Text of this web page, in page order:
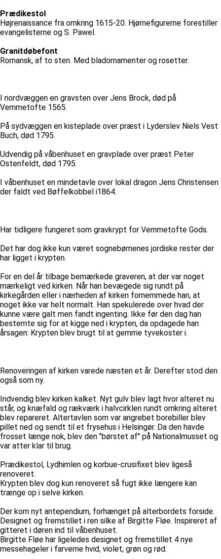
Prædikestol
Højrenaissance fra omkring 1615-20. Hjørnefigurerne forestiller
evangelisterne og S. Pawel.
Granitdøbefont
Romansk, af to sten. Med bladornamenter og rosetter.
I nordvæggen en gravsten over Jens Brock, død på
Vemmetofte 1565.
På sydvæggen en kisteplade over præst i Lyderslev Niels Vest
Buch, død 1795.
Udvendig på våbenhuset en gravplade over præst Peter
Ostenfeldt, død 1795.
I våbenhuset en mindetavle over lokal dragon Jens Christensen
der faldt ved Bøffelkobbel i1864.
Har tidligere fungeret som gravkrypt for Vemmetofte Gods.
Det har dog ikke kun været sognebørnenes jordiske rester der
har ligget i krypten.
For en del år tilbage bemærkede graveren, at der var noget
mærkeligt ved kirken. Når han bevægede sig rundt på
kirkegården eller i nærheden af kirken fornemmede han, at
noget ikke var helt normalt. Han spekulerede over hvad der
kunne være galt men fandt ingenting. Ikke før den dag han
bestemte sig for at kigge ned i krypten, da opdagede han
årsagen: Krypten blev brugt til at gemme tyvekoster i.
Renoveringen af kirken varede næsten et år. Derefter stod den
også som ny.
Indvendig blev kirken kalket. Nyt gulv blev lagt hvor alteret nu
står, og knæfald og rækværk i halvcirklen rundt omkring alteret
blev repareret. Altertavlen som var angrebet borebiller blev
pillet ned og sendt til et frysehus i Helsingør. Da den havde
frosset længe nok, blev den "børstet af" på Nationalmusset og
var atter klar til brug.
Prædikestol, Lydhimlen og korbue-crusifixet blev ligeså
renoveret.
Krypten blev dog kun renoveret så fugt ikke længere kan
trænge op i selve kirken.
Der kom nyt antependium, forhænget på alterbordets forside.
Designet og fremstillet i ren silke af Birgitte Fløe. Inspireret af
gitteret i døren ind til våbenhuset.
Birgitte Fløe har ligeledes designet og fremstillet 4 nye
messehageler i farverne hvid, violet, grøn og rød.